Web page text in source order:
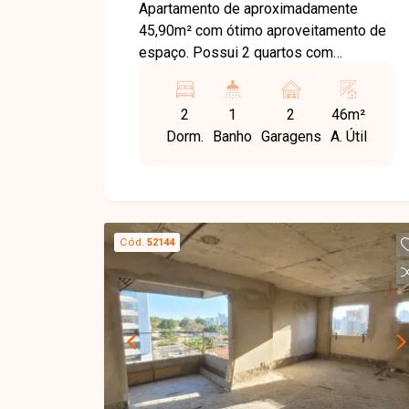
Apartamento de aproximadamente
45,90m² com ótimo aproveitamento de
espaço. Possui 2 quartos com
banheiro social com armário, box e
espelho. Cozinha americana com
armários, pia e bancada em granito,
Conta com 2 vagas cobertas.
2
Dorm.
1
Banho
2
Garagens
46m²
A. Útil
Cód. 52144